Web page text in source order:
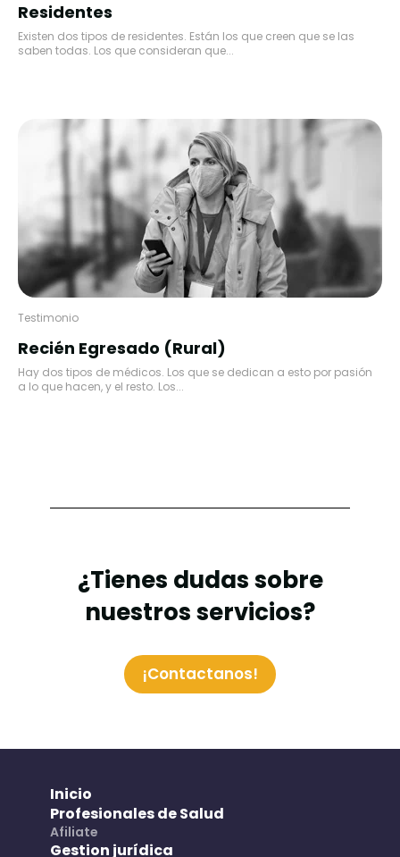
Residentes
Existen dos tipos de residentes. Están los que creen que se las
saben todas. Los que consideran que...
Testimonio
Recién Egresado (Rural)
Hay dos tipos de médicos. Los que se dedican a esto por pasión
a lo que hacen, y el resto. Los...
¿Tienes dudas sobre
nuestros servicios?
¡Contactanos!
Inicio
Profesionales de Salud
Afiliate
Gestion jurídica